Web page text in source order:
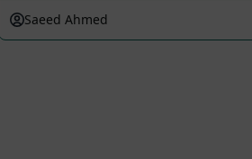
Saeed Ahmed